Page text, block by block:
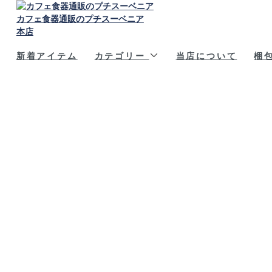
カフェ食器通販のプチスーベニア
本店
新着アイテム カテゴリー 当店について 梱